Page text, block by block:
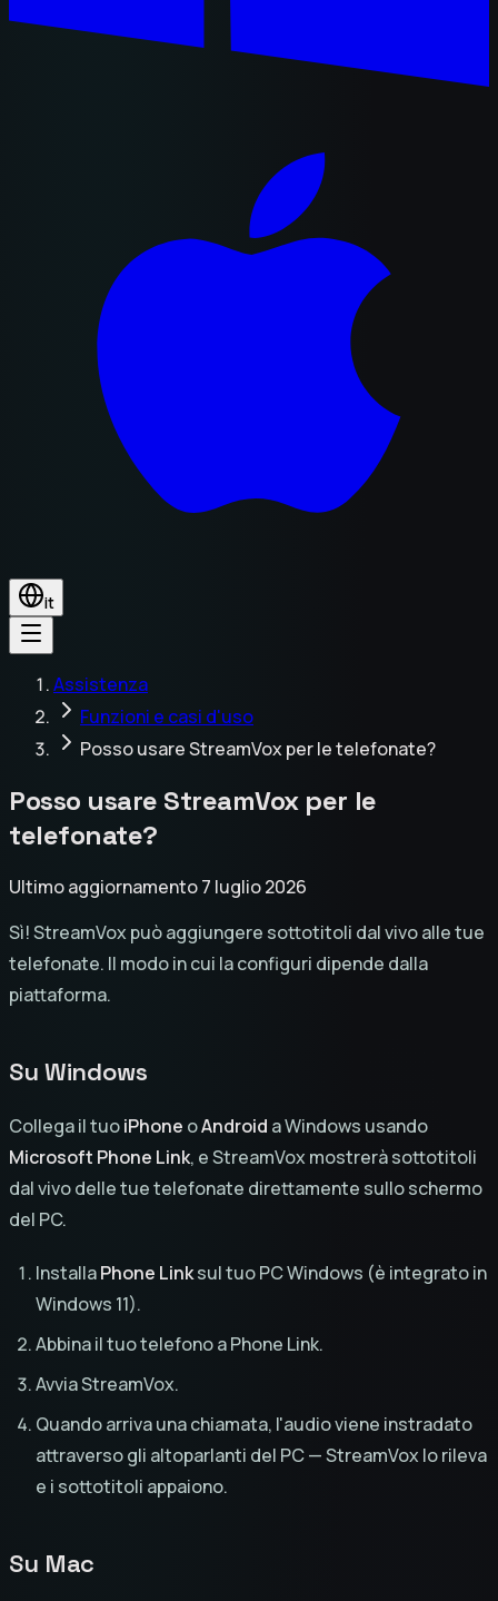
it
Assistenza
Funzioni e casi d'uso
Posso usare StreamVox per le telefonate?
Posso usare StreamVox per le
telefonate?
Ultimo aggiornamento 7 luglio 2026
Sì! StreamVox può aggiungere sottotitoli dal vivo alle tue
telefonate. Il modo in cui la configuri dipende dalla
piattaforma.
Su Windows
Collega il tuoiPhone oAndroid a Windows usando
Microsoft Phone Link, e StreamVox mostrerà sottotitoli
dal vivo delle tue telefonate direttamente sullo schermo
del PC.
InstallaPhone Linksul tuo PC Windows (è integrato in
Windows 11).
Abbina il tuo telefono a Phone Link.
Avvia StreamVox.
Quando arriva una chiamata, l'audio viene instradato
attraverso gli altoparlanti del PC — StreamVox lo rileva
e i sottotitoli appaiono.
Su Mac